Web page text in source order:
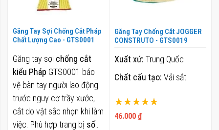
Găng Tay Sợi Chống Cắt Pháp
Chất Lượng Cao - GTS0001
Găng tay sợi chống cắt
kiểu Pháp GTS0001 bảo
vệ bàn tay người lao động
trước nguy cơ trầy xước,
cắt do vật sắc nhọn khi làm
việc. Phù hợp trang bị số
Găng Tay Chống Cắt JOGGER
CONSTRUTO - GTS0019
Xếp hạng:
100%
46.000 ₫
Xuất xứ: Trung Quốc
Chất cấu tạo: Vải sắt